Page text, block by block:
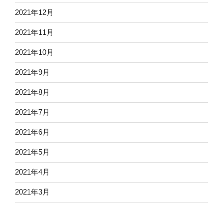
2021年12月
2021年11月
2021年10月
2021年9月
2021年8月
2021年7月
2021年6月
2021年5月
2021年4月
2021年3月